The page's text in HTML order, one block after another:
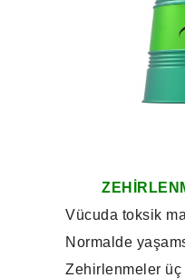
Vücuda toksik
Normalde
Zehirlenmeler